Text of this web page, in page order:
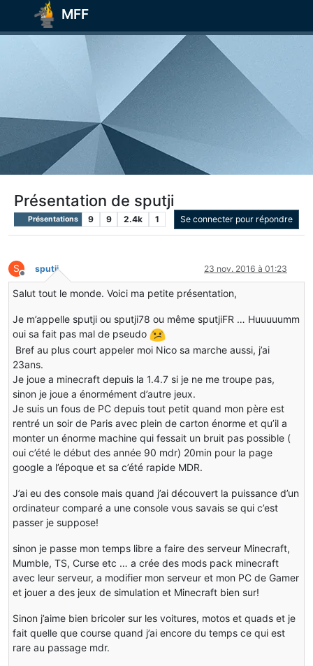
MFF
Présentation de sputji
Présentations 9 9 2.4k 1 Se connecter pour répondre
S
Hors-ligne
sputji 23 nov. 2016 à 01:23
Salut tout le monde. Voici ma petite présentation,
Je m’appelle sputji ou sputji78 ou même sputjiFR … Huuuuumm
oui sa fait pas mal de pseudo
Bref au plus court appeler moi Nico sa marche aussi, j’ai
23ans.
Je joue a minecraft depuis la 1.4.7 si je ne me troupe pas,
sinon je joue a énormément d’autre jeux.
Je suis un fous de PC depuis tout petit quand mon père est
rentré un soir de Paris avec plein de carton énorme et qu’il a
monter un énorme machine qui fessait un bruit pas possible (
oui c’été le début des année 90 mdr) 20min pour la page
google a l’époque et sa c’été rapide MDR.
J’ai eu des console mais quand j’ai découvert la puissance d’un
ordinateur comparé a une console vous savais se qui c’est
passer je suppose!
sinon je passe mon temps libre a faire des serveur Minecraft,
Mumble, TS, Curse etc … a crée des mods pack minecraft
avec leur serveur, a modifier mon serveur et mon PC de Gamer
et jouer a des jeux de simulation et Minecraft bien sur!
Sinon j’aime bien bricoler sur les voitures, motos et quads et je
fait quelle que course quand j’ai encore du temps ce qui est
rare au passage mdr.